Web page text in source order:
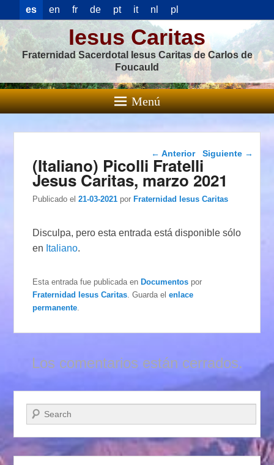
es en fr de pt it nl pl
Iesus Caritas
Fraternidad Sacerdotal Iesus Caritas de Carlos de
Foucauld
Menú
Navegación de
entradas
← Anterior Siguiente →
(Italiano) Picolli Fratelli
Jesus Caritas, marzo 2021
Publicado el 21-03-2021 porFraternidad Iesus Caritas
Disculpa, pero esta entrada está disponible sólo
en Italiano.
Esta entrada fue publicada enDocumentos por
Fraternidad Iesus Caritas . Guarda elenlace
permanente
Los comentarios están cerrados.
Buscar